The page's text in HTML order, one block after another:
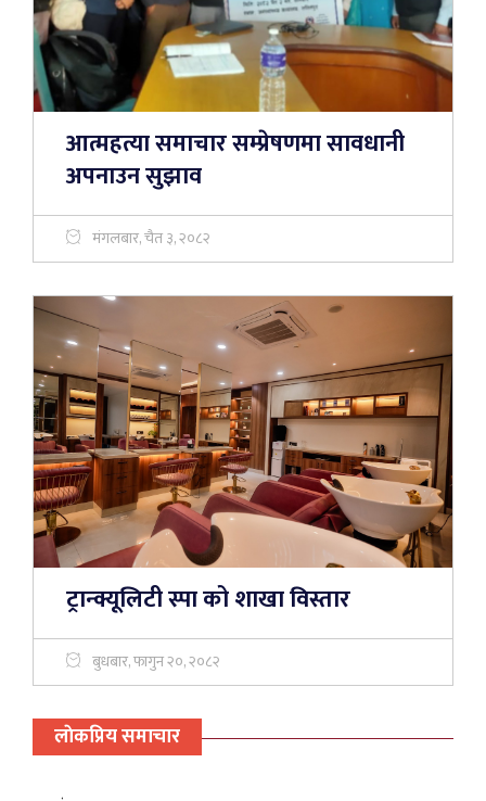
आत्महत्या समाचार सम्प्रेषणमा सावधानी
अपनाउन सुझाव
मंगलबार, चैत ३, २०८२
ट्रान्क्यूलिटी स्पा को शाखा विस्तार
बुधबार, फागुन २०, २०८२
लाेकप्रिय समाचार